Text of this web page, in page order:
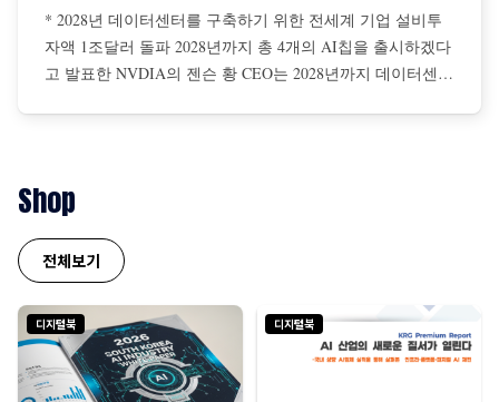
* 2028년 데이터센터를 구축하기 위한 전세계 기업 설비투
자액 1조달러 돌파 2028년까지 총 4개의 AI칩을 출시하겠다
고 발표한 NVDIA의 젠슨 황 CEO는 2028년까지 데이터센터
Shop
전체보기
디지털북 디지털북